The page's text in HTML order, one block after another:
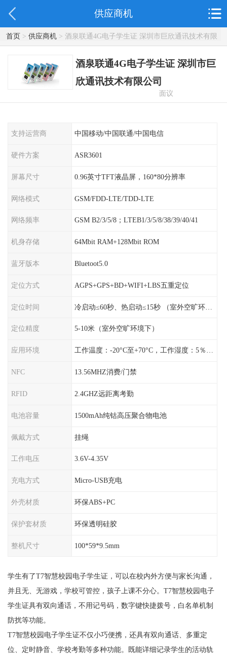
供应商机
首页> 供应商机> 酒泉联通4G电子学生证 深圳市巨欣通讯技术有限
公司
酒泉联通4G电子学生证 深圳市巨
欣通讯技术有限公司
面议
支持运营商 中国移动/中国联通/中国电信
硬件方案 ASR3601
屏幕尺寸 0.96英寸TFT液晶屏，160*80分辨率
网络模式 GSM/FDD-LTE/TDD-LTE
网络频率 GSM B2/3/5/8；LTEB1/3/5/8/38/39/40/41
机身存储 64Mbit RAM+128Mbit ROM
蓝牙版本 Bluetoot5.0
定位方式 AGPS+GPS+BD+WIFI+LBS五重定位
定位时间
定位精度 5-10米（室外空旷环境下）
应用环境 工作温度：-20°C至+70°C，工作湿度：5％〜95％RH
NFC 13.56MHZ消费/门禁
RFID 2.4GHZ远距离考勤
电池容量 1500mAh纯钴高压聚合物电池
佩戴方式 挂绳
工作电压 3.6V-4.35V
充电方式 Micro-USB充电
外壳材质 环保ABS+PC
保护套材质 环保透明硅胶
整机尺寸 100*59*9.5mm
学生有了T7智慧校园电子学生证，可以在校内外方便与家长沟通，
并且无、无游戏，学校可管控，孩子上课不分心。T7智慧校园电子
学生证具有双向通话，不用记号码，数字键快捷拨号，白名单机制
防扰等功能。
T7智慧校园电子学生证不仅小巧便携，还具有双向通话、多重定
位、定时静音、学校考勤等多种功能。既能详细记录学生的活动轨